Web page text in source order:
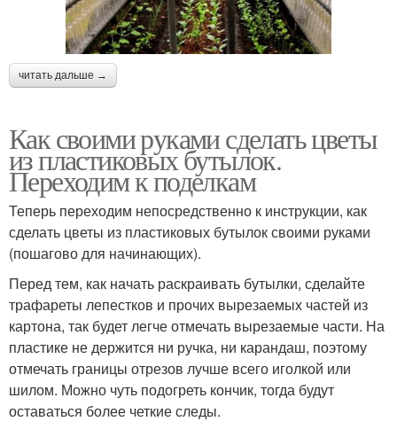
читать дальше →
Как своими руками сделать цветы
из пластиковых бутылок.
Переходим к поделкам
Теперь переходим непосредственно к инструкции, как
сделать цветы из пластиковых бутылок своими руками
(пошагово для начинающих).
Перед тем, как начать раскраивать бутылки, сделайте
трафареты лепестков и прочих вырезаемых частей из
картона, так будет легче отмечать вырезаемые части. На
пластике не держится ни ручка, ни карандаш, поэтому
отмечать границы отрезов лучше всего иголкой или
шилом. Можно чуть подогреть кончик, тогда будут
оставаться более четкие следы.